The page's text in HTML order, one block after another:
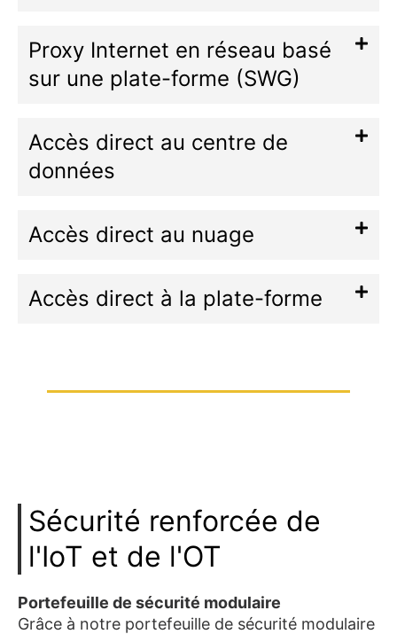
Proxy Internet en réseau basé
sur une plate-forme (SWG)
Accès direct au centre de
données
Accès direct au nuage
Accès direct à la plate-forme
Sécurité renforcée de
l'IoT et de l'OT
Portefeuille de sécurité modulaire
Grâce à notre portefeuille de sécurité modulaire